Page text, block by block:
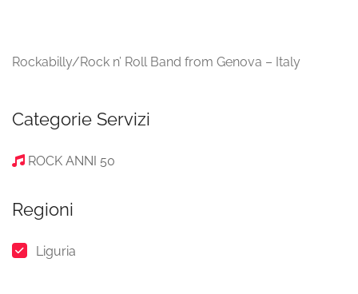
Rockabilly/Rock n’ Roll Band from Genova – Italy
Categorie Servizi
ROCK ANNI 50
Regioni
Liguria